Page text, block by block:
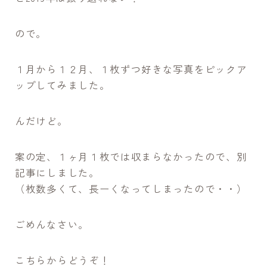
ので。
１月から１２月、１枚ずつ好きな写真をピックア
ップしてみました。
んだけど。
案の定、１ヶ月１枚では収まらなかったので、別
記事にしました。
（枚数多くて、長ーくなってしまったので・・）
ごめんなさい。
こちらからどうぞ！